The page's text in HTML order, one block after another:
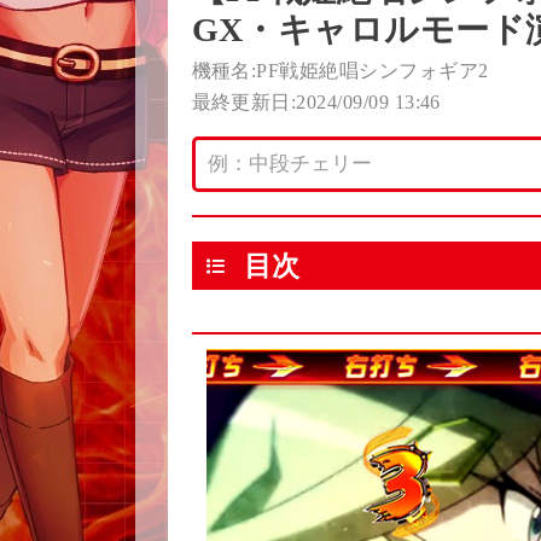
GX・キャロルモード
機種名:PF戦姫絶唱シンフォギア2
最終更新日:2024/09/09 13:46
目次